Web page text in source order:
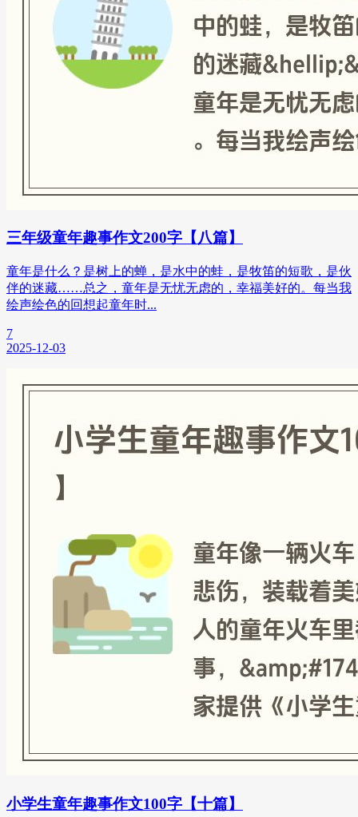
三年级童年趣事作文200字【八篇】
童年是什么？是树上的蝉，是水中的蛙，是牧笛的短歌，是伙
伴的迷藏……总之，童年是无忧无虑的，幸福美好的。每当我
绘声绘色的回想起童年时...
7
2025-12-03
小学生童年趣事作文100字【十篇】